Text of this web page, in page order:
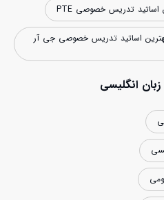
اساتید تدریس خصوصی جی آر
انگلیسی